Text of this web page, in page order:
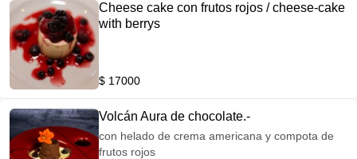
Cheese cake con frutos rojos / cheese-cake
with berrys
$ 17000
Volcán Aura de chocolate.-
con helado de crema americana y compota de
frutos rojos